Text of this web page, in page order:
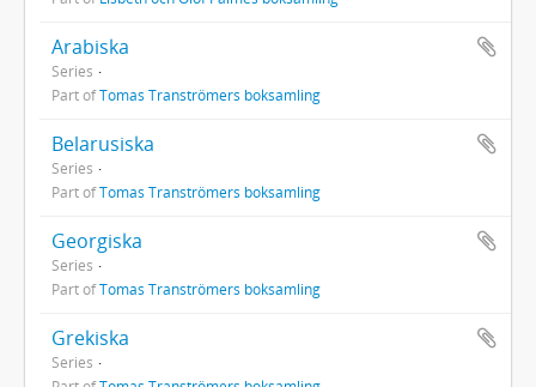
Arabiska
Series
Part ofTomas Tranströmers boksamling
Belarusiska
Series
Part ofTomas Tranströmers boksamling
Georgiska
Series
Part ofTomas Tranströmers boksamling
Grekiska
Series